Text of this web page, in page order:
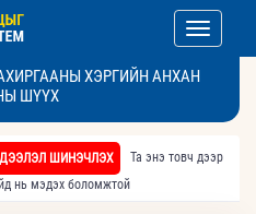
Toggle
ХЭРГИЙН АНХАН
ШҮҮХ
ШИНЭЧЛЭХ
Та энэ товч дээр
нь мэдэх боломжтой